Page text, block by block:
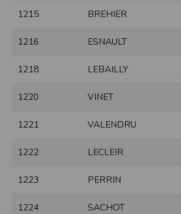
1215 BREHIER
1216 ESNAULT
1218 LEBAILLY
1220 VINET
1221 VALENDRU
1222 LECLEIR
1223 PERRIN
1224 SACHOT
Règles
L’utilisateur
caractéristiques
information jugée
L’utilisateur
L’utilisateur
L'éditeur informe
Sécurisation
Toutes les
sécurisation des